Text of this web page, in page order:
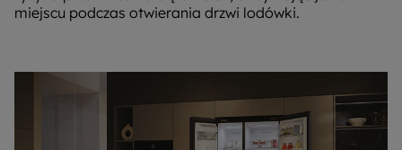
miejscu podczas otwierania drzwi lodówki.